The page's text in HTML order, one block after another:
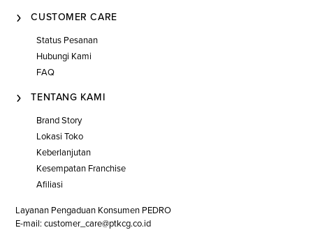
CUSTOMER CARE
Status Pesanan
Hubungi Kami
FAQ
TENTANG KAMI
Brand Story
Lokasi Toko
Keberlanjutan
Kesempatan Franchise
Afiliasi
Layanan Pengaduan Konsumen PEDRO
E-mail: customer_care@ptkcg.co.id